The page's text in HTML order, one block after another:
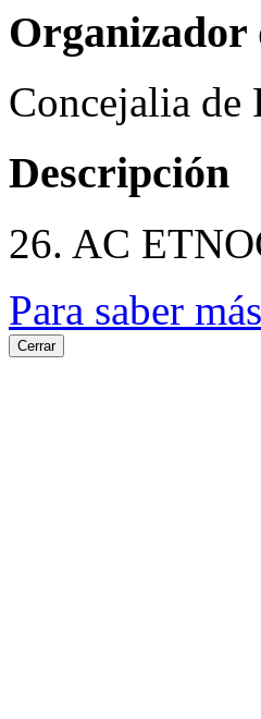
Organizador
Concejalia de
Descripción
26. AC
Para saber más
Cerrar